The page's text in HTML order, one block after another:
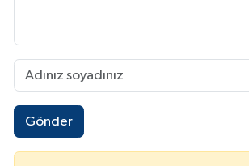
Gönder